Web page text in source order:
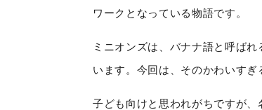
ワークとなっている物語です。
ミニオンズは、バナナ語と呼ば
います。今回は、そのかわいすぎ
子ども向けと思われがちですが